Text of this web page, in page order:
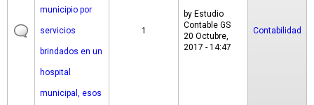
municipio por
servicios
brindados en un
hospital
municipal, esos
1
by Estudio
Contable GS
20 Octubre,
2017 - 14:47
Contabilidad